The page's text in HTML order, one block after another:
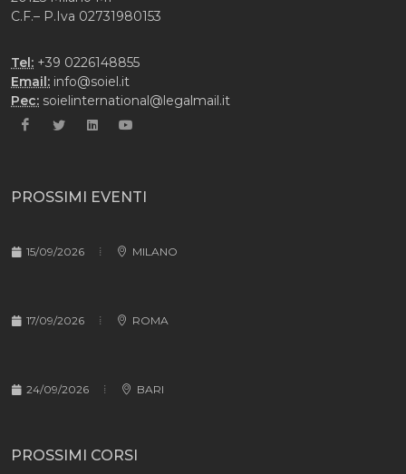
C.F.– P.Iva 02731980153
Tel: +39 0226148855
Email: info@soiel.it
Pec: soielinternational@legalmail.it
PROSSIMI EVENTI
15/09/2026 MILANO
17/09/2026 ROMA
24/09/2026 BARI
PROSSIMI CORSI